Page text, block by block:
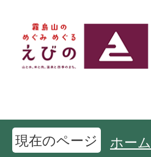
現在のページ ホーム